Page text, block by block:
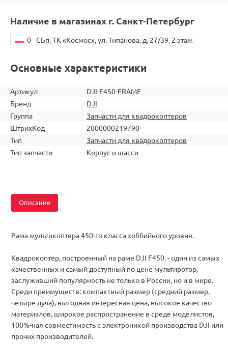
Наличие в магазинах г. Санкт-Петербург
0 СБп, ТК «Космос», ул. Типанова, д. 27/39, 2 этаж
Основные характеристики
Артикул
DJI-F450-FRAME
Бренд
DJI
Группа
Запчасти для квадрокоптеров
ШтрихКод
2000000219790
Тип
Запчасти для квадрокоптеров
Тип запчасти
Корпус и шасси
Описание
Рама мультикоптера 450-го класса хоббийного уровня.
Квадрокоптер, построенный на раме DJI F450, - один из самых
качественных и самый доступный по цене мультиротор,
заслуживший популярность не только в России, но и в мире.
Среди преимуществ: компактный размер (средний размер,
четыре луча), выгодная интересная цена, высокое качество
материалов, широкое распространение в среде моделистов,
100%-ная совместимость с электроникой производства DJI или
прочих производителей.